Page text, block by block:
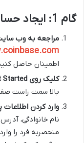
گام 1: ایجاد حساب کاربری
مراجعه به وب
اطمینان حاصل
کلیک روی Get Started یا Sign Up:
بالا سمت راست
وارد کردن اطلاعات
نام خانوادگی،
منحصربه فرد را